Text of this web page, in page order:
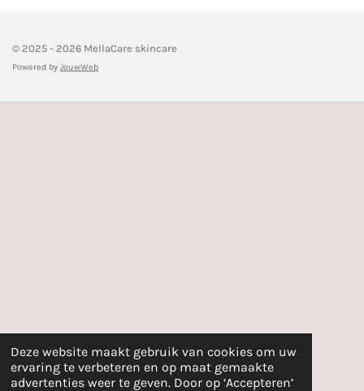
Deze website maakt gebruik van cookies om uw
ervaring te verbeteren en op maat gemaakte
advertenties weer te geven. Door op ‘Accepteren’
© 2025 - 2026 MellaCare skincare
Powered by JouwWeb